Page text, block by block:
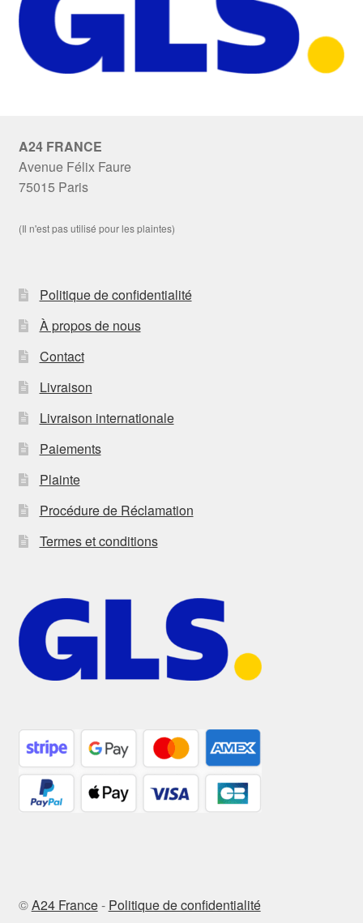
A24 FRANCE
Avenue Félix Faure
75015 Paris
(Il n'est pas utilisé pour les plaintes)
Politique de confidentialité
À propos de nous
Contact
Livraison
Livraison internationale
Paiements
Plainte
Procédure de Réclamation
Termes et conditions
©A24 France- Politique de confidentialité